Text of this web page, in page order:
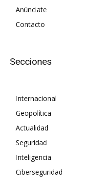
Anúnciate
Contacto
Secciones
Internacional
Geopolítica
Actualidad
Seguridad
Inteligencia
Ciberseguridad